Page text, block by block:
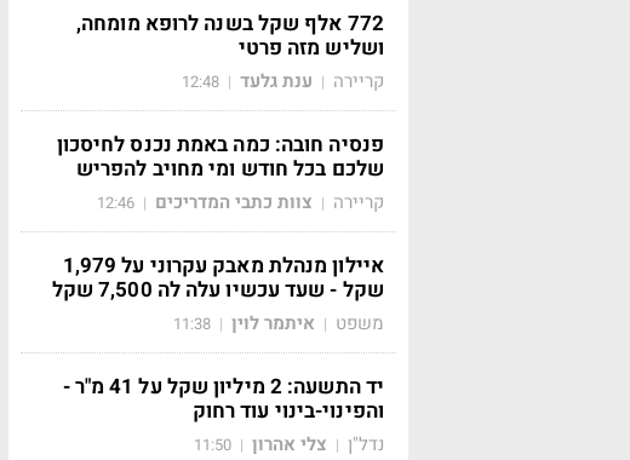
772 אלף שקל בשנה לרופא מומחה,
ושליש מזה פרטי
קריירה | ענת גלעד |
12:48
פנסיה חובה: כמה באמת נכנס לחיסכון
שלכם בכל חודש ומי מחויב להפריש
קריירה | צוות כתבי המדריכים |
12:46
איילון מנהלת מאבק עקרוני על 1,979
שקל - שעד עכשיו עלה לה 7,500 שקל
משפט | איתמר לוין |
11:38
יד התשעה: 2 מיליון שקל על 41 מ"ר -
והפינוי-בינוי עוד רחוק
נדל"ן | צלי אהרון |
11:50